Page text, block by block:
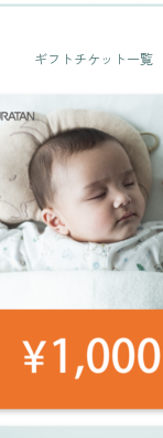
ギフトチケット一覧